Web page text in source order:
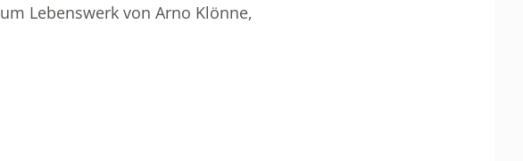
Lebenswerk von Arno Klönne,